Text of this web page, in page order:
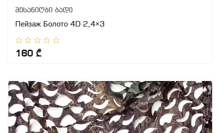
შესანიღბი ბადე
Пейзаж Болото 4D 2,4×3
160 ₾